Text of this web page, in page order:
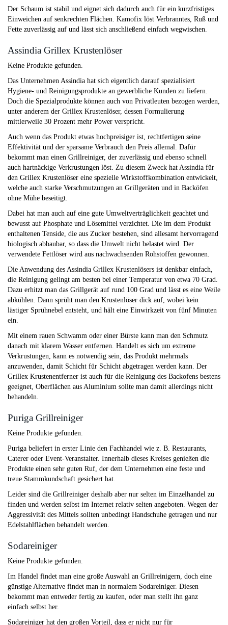
Der Schaum ist stabil und eignet sich dadurch auch für ein kurzfristiges
Einweichen auf senkrechten Flächen. Kamofix löst Verbranntes, Ruß und
Fette zuverlässig auf und lässt sich anschließend einfach wegwischen.
Assindia Grillex Krustenlöser
Keine Produkte gefunden.
Das Unternehmen Assindia hat sich eigentlich darauf spezialisiert
Hygiene- und Reinigungsprodukte an gewerbliche Kunden zu liefern.
Doch die Spezialprodukte können auch von Privatleuten bezogen werden,
unter anderem der Grillex Krustenlöser, dessen Formulierung
mittlerweile 30 Prozent mehr Power verspricht.
Auch wenn das Produkt etwas hochpreisiger ist, rechtfertigen seine
Effektivität und der sparsame Verbrauch den Preis allemal. Dafür
bekommt man einen Grillreiniger, der zuverlässig und ebenso schnell
auch hartnäckige Verkrustungen löst. Zu diesem Zweck hat Assindia für
den Grillex Krustenlöser eine spezielle Wirkstoffkombination entwickelt,
welche auch starke Verschmutzungen an Grillgeräten und in Backöfen
ohne Mühe beseitigt.
Dabei hat man auch auf eine gute Umweltverträglichkeit geachtet und
bewusst auf Phosphate und Lösemittel verzichtet. Die im dem Produkt
enthaltenen Tenside, die aus Zucker bestehen, sind allesamt hervorragend
biologisch abbaubar, so dass die Umwelt nicht belastet wird. Der
verwendete Fettlöser wird aus nachwachsenden Rohstoffen gewonnen.
Die Anwendung des Assindia Grillex Krustenlösers ist denkbar einfach,
die Reinigung gelingt am besten bei einer Temperatur von etwa 70 Grad.
Dazu erhitzt man das Grillgerät auf rund 100 Grad und lässt es eine Weile
abkühlen. Dann sprüht man den Krustenlöser dick auf, wobei kein
lästiger Sprühnebel entsteht, und hält eine Einwirkzeit von fünf Minuten
ein.
Mit einem rauen Schwamm oder einer Bürste kann man den Schmutz
danach mit klarem Wasser entfernen. Handelt es sich um extreme
Verkrustungen, kann es notwendig sein, das Produkt mehrmals
anzuwenden, damit Schicht für Schicht abgetragen werden kann. Der
Grillex Krustenentferner ist auch für die Reinigung des Backofens bestens
geeignet, Oberflächen aus Aluminium sollte man damit allerdings nicht
behandeln.
Puriga Grillreiniger
Keine Produkte gefunden.
Puriga beliefert in erster Linie den Fachhandel wie z. B. Restaurants,
Caterer oder Event-Veranstalter. Innerhalb dieses Kreises genießen die
Produkte einen sehr guten Ruf, der dem Unternehmen eine feste und
treue Stammkundschaft gesichert hat.
Leider sind die Grillreiniger deshalb aber nur selten im Einzelhandel zu
finden und werden selbst im Internet relativ selten angeboten. Wegen der
Aggressivität des Mittels sollten unbedingt Handschuhe getragen und nur
Edelstahlflächen behandelt werden.
Sodareiniger
Keine Produkte gefunden.
Im Handel findet man eine große Auswahl an Grillreinigern, doch eine
günstige Alternative findet man in normalem Sodareiniger. Diesen
bekommt man entweder fertig zu kaufen, oder man stellt ihn ganz
einfach selbst her.
Sodareiniger hat den großen Vorteil, dass er nicht nur für